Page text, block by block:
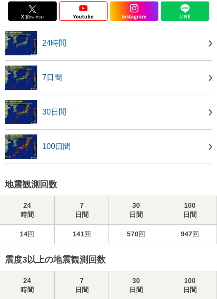
24時間
7日間
30日間
100日間
地震観測回数
24
時間
7
日間
30
日間
100
日間
14回 141回 570回 947回
震度3以上の地震観測回数
24
時間
7
日間
30
日間
100
日間